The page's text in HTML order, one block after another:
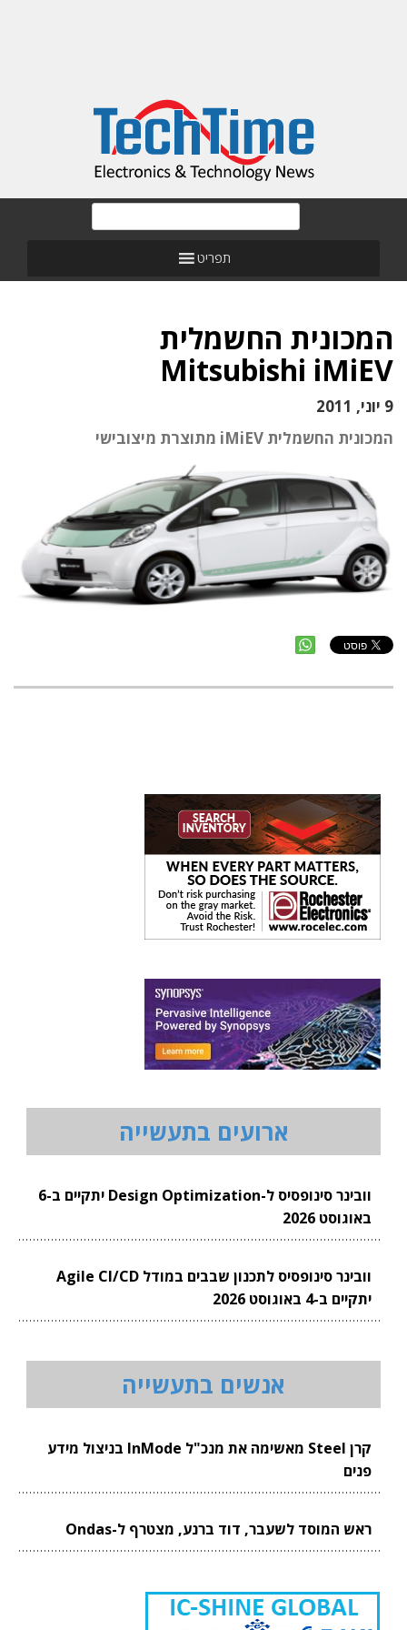
תפריט
המכונית החשמלית
Mitsubishi iMiEV
9 יוני, 2011
המכונית החשמלית iMiEV מתוצרת מיצובישי
ארועים בתעשייה
וובינר סינופסיס ל-Design Optimization יתקיים ב-6
באוגוסט 2026
וובינר סינופסיס לתכנון שבבים במודל Agile CI/CD
יתקיים ב-4 באוגוסט 2026
אנשים בתעשייה
קרן Steel מאשימה את מנכ"ל InMode בניצול מידע
פנים
ראש המוסד לשעבר, דוד ברנע, מצטרף ל-Ondas